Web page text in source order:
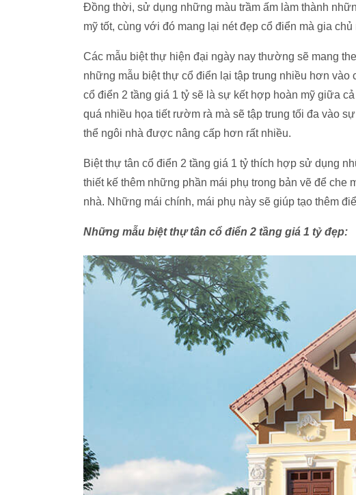
Đồng thời, sử dụng những màu trầm ấm làm thành
mỹ tốt, cùng với đó mang lại nét đẹp cổ điển mà gia chủ
Các mẫu biệt thự hiện đại ngày nay thường sẽ mang
những mẫu biệt thự cổ điển lại tập trung nhiều hơn vào
cổ điển 2 tầng giá 1 tỷ sẽ là sự kết hợp hoàn mỹ giữa
quá nhiều họa tiết rườm rà mà sẽ tập trung tối đa vào
thể ngôi nhà được nâng cấp hơn rất nhiều.
Biệt thự tân cổ điển 2 tầng giá 1 tỷ thích hợp sử dụng
thiết kế thêm những phần mái phụ trong bản vẽ để
nhà. Những mái chính, mái phụ này sẽ giúp tạo thêm
Những mẫu biệt thự tân cổ điển 2 tầng giá 1 tỷ đẹp: